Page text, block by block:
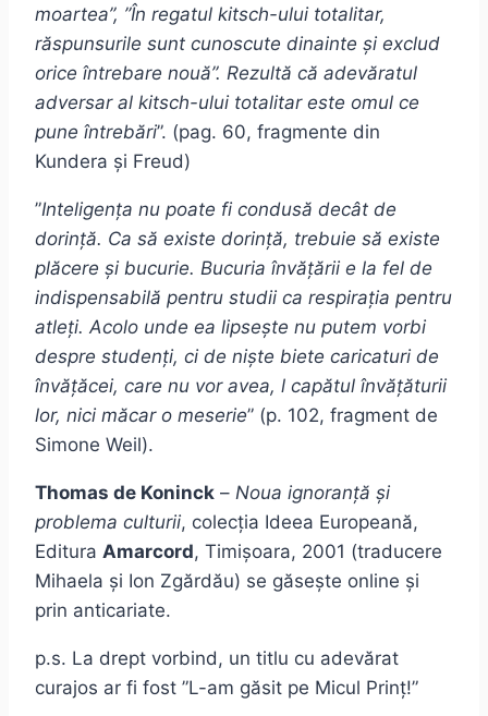
moartea”, ”În regatul kitsch-ului totalitar,
răspunsurile sunt cunoscute dinainte și exclud
orice întrebare nouă”. Rezultă că adevăratul
adversar al kitsch-ului totalitar este omul ce
pune întrebări”. (pag. 60, fragmente din
Kundera și Freud)
”Inteligența nu poate fi condusă decât de
dorință. Ca să existe dorință, trebuie să existe
plăcere și bucurie. Bucuria învățării e la fel de
indispensabilă pentru studii ca respirația pentru
atleți. Acolo unde ea lipsește nu putem vorbi
despre studenți, ci de niște biete caricaturi de
învățăcei, care nu vor avea, l capătul învățăturii
lor, nici măcar o meserie” (p. 102, fragment de
Simone Weil).
Thomas de Koninck – Noua ignoranță și
problema culturii, colecția Ideea Europeană,
Editura Amarcord, Timișoara, 2001 (traducere
Mihaela și Ion Zgărdău) se găsește online și
prin anticariate.
p.s. La drept vorbind, un titlu cu adevărat
curajos ar fi fost ”L-am găsit pe Micul Prinț!”